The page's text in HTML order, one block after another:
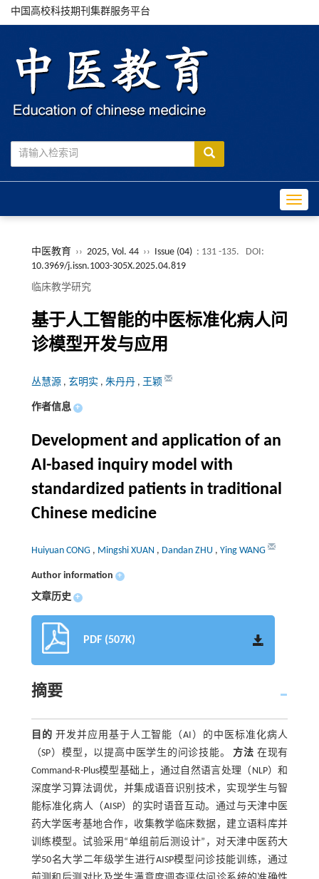
中国高校科技期刊集群服务平台
中医教育 ›› 2025, Vol. 44 ›› Issue (04) : 131 -135.
DOI:
10.3969/j.issn.1003-305X.2025.04.819
临床教学研究
基于人工智能的中医标准化病人问
诊模型开发与应用
丛慧源 , 玄明实 , 朱丹丹 , 王颖
作者信息 +
Development and application of an
AI-based inquiry model with
standardized patients in traditional
Chinese medicine
Huiyuan CONG , Mingshi XUAN , Dandan ZHU , Ying WANG
Author information +
文章历史 +
PDF (507K)
摘要
目的 开发并应用基于人工智能（AI）的中医标准化病人
（SP）模型，以提高中医学生的问诊技能。方法 在现有
Command-R-Plus模型基础上，通过自然语言处理（NLP）和
深度学习算法调优，并集成语音识别技术，实现学生与智
能标准化病人（AISP）的实时语音互动。通过与天津中医
药大学医考基地合作，收集教学临床数据，建立语料库并
训练模型。试验采用“单组前后测设计”，对天津中医药大
学50名大学二年级学生进行AISP模型问诊技能训练，通过